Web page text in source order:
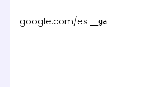
google.com/es __ga